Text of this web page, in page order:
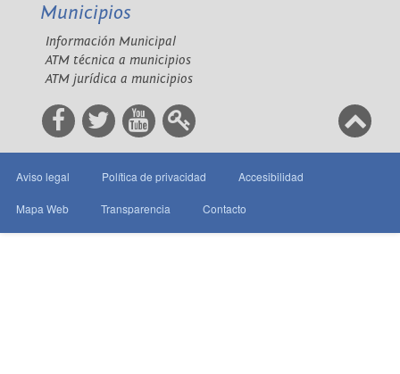
Municipios
Información Municipal
ATM técnica a municipios
ATM jurídica a municipios
Aviso legal Política de privacidad Accesibilidad
Mapa Web Transparencia Contacto